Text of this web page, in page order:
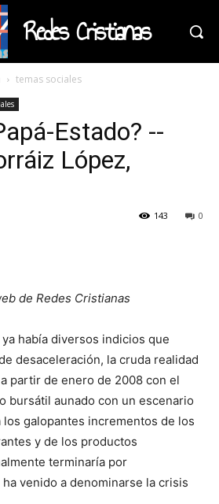
Redes Cristianas
temas sociales
Estado? --
López,
0
143
de Redes Cristianas
había diversos indicios que
desaceleración, la cruda realidad
partir de enero de 2008 con el
bursátil aunado con un escenario
galopantes incrementos de los
y de los productos
terminaría por
venido a denominarse la crisis